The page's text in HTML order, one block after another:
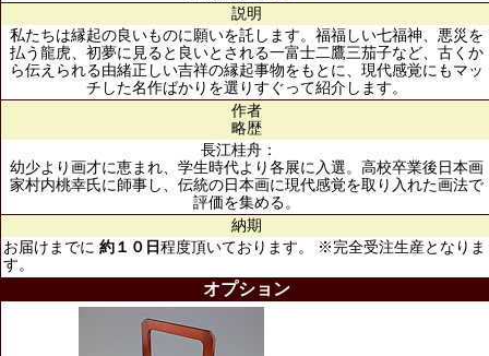
説明
私たちは縁起の良いものに願いを託します。福福しい七福神、悪災を
払う龍虎、初夢に見ると良いとされる一富士二鷹三茄子など、古くか
ら伝えられる由緒正しい吉祥の縁起事物をもとに、現代感覚にもマッ
チした名作ばかりを選りすぐって紹介します。
作者
略歴
長江桂舟：
幼少より画才に恵まれ、学生時代より各展に入選。高校卒業後日本画
家村内桃幸氏に師事し、伝統の日本画に現代感覚を取り入れた画法で
評価を集める。
納期
お届けまでに 約１０日 程度頂いております。 ※完全受注生産となりま
す。
オプション